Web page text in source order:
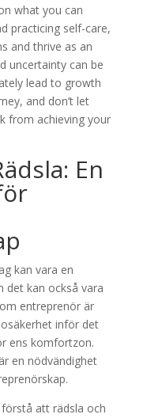
what you can
practicing self-care,
and thrive as an
uncertainty can be
lead to growth
and don’t let
from achieving your
En
kan vara en
det kan också vara
entreprenör är
inför det
ens komfortzon.
en nödvändighet
att rädsla och